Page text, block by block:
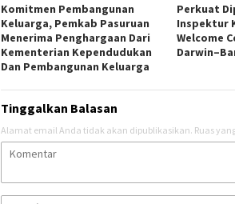
Komitmen Pembangunan
Keluarga, Pemkab Pasuruan
Menerima Penghargaan Dari
Kementerian Kependudukan
Dan Pembangunan Keluarga
Perkuat
Inspektur
Welcome
Tinggalkan Balasan
Alamat email Anda tidak akan dipublikasikan. Ruas